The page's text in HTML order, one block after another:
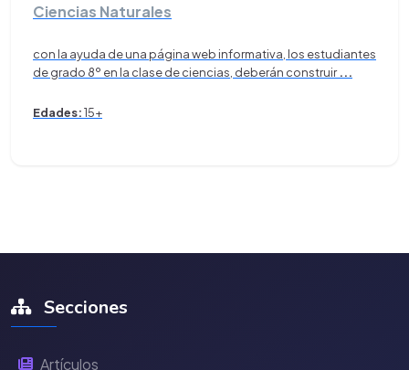
Ciencias Naturales
con la ayuda de una página web informativa, los estudiantes
de grado 8º en la clase de ciencias, deberán construir...
Edades:15+
Secciones
Artículos